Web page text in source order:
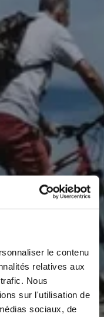
le contenu
relatives aux
Nous
sur l'utilisation de
sociaux, de